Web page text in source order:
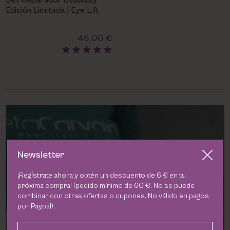
Edición Limitada | Eye Lift
46,00 €
Newsletter
¡Regístrate ahora y obtén un descuento de 6 € en tu
próxima compra! (pedido mínimo de 60 €. No se puede
combinar con otras ofertas o cupones. No válido en pagos
por Paypal).
PHARM FOOT